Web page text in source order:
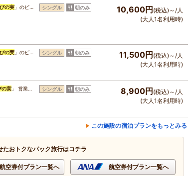
の実 」のビ… シングル 朝のみ 10,600円 (税込)～/人
(大人1名利用時)
の実 」のビ… シングル 朝のみ 11,500円 (税込)～/人
(大人1名利用時)
の実」 営業… シングル 朝のみ 8,900円 (税込)～/人
(大人1名利用時)
この施設の宿泊プランをもっとみる
おトクなパック旅行はコチラ
航空券付プラン一覧へ 航空券付プラン一覧へ